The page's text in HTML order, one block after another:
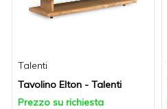
Talenti
Tavolino Elton - Talenti
Prezzo su richiesta